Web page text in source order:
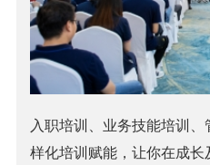
入职培训、业务技能培训
样化培训赋能，让你在成长